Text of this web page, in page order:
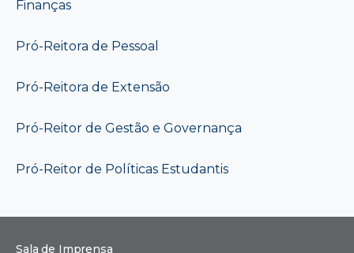
Finanças
Pró-Reitora de Pessoal
Pró-Reitora de Extensão
Pró-Reitor de Gestão e Governança
Pró-Reitor de Políticas Estudantis
Sala de Imprensa